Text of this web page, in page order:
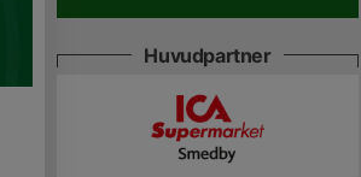
Huvudpartner